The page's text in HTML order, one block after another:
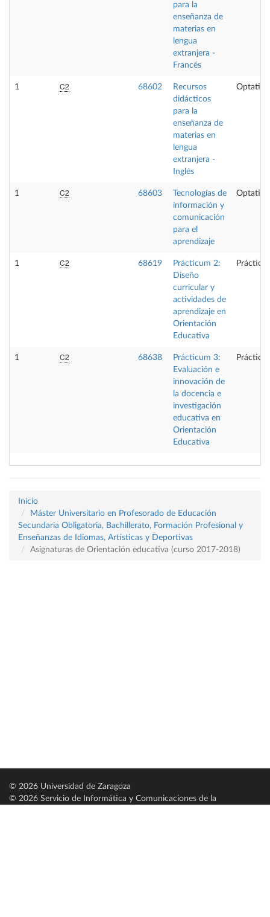
para la
enseñanza de
materias en
lengua
extranjera -
Francés
1 C2 68602
Recursos
didácticos
para la
enseñanza de
materias en
lengua
extranjera -
Inglés
Optativa
1 C2 68603
Tecnologías de
información y
comunicación
para el
aprendizaje
Optativa
1 C2 68619
Prácticum 2:
Diseño
curricular y
actividades de
aprendizaje en
Orientación
Educativa
1 C2 68638
Prácticum 3:
Evaluación e
innovación de
la docencia e
investigación
educativa en
Orientación
Educativa
Inicio
Máster Universitario en Profesorado de Educación
Secundaria Obligatoria, Bachillerato, Formación Profesional y
Enseñanzas de Idiomas, Artísticas y Deportivas
Asignaturas de Orientación educativa (curso 2017-2018)
© 2026 Universidad de Zaragoza
© 2026 Servicio de Informática y Comunicaciones de la